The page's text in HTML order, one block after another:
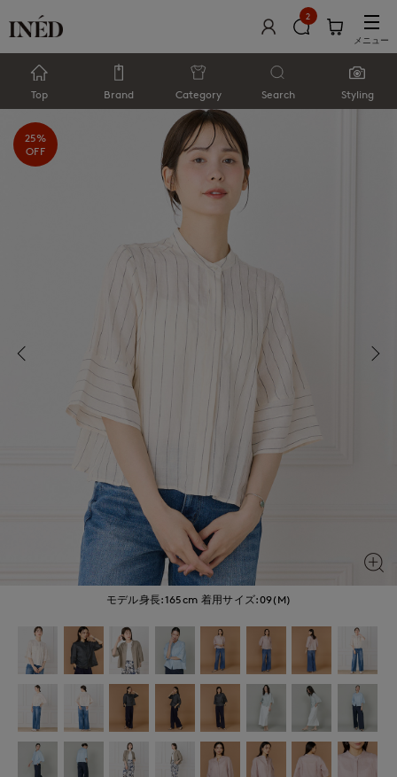
2
メニュー
Top Brand Category Search Styling
モデル身長:165cm 着用サイズ:09(M)
25%
OFF